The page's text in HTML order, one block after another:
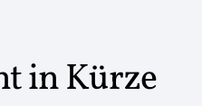
in Kürze